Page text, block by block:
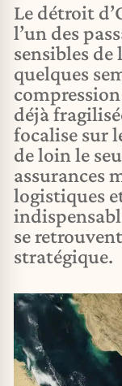
Le détroit
l’un des
sensibles de
quelques
déjà
focalise sur
de loin le
assurances
logistiques
se
stratégique.